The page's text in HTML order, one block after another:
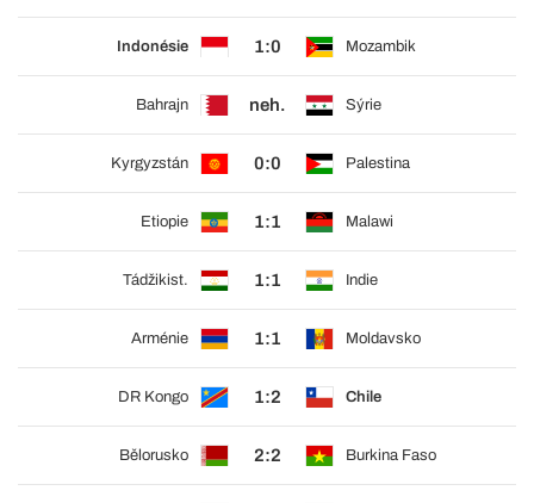
Indonésie 1:0 Mozambik
Bahrajn neh. Sýrie
Kyrgyzstán 0:0 Palestina
Etiopie 1:1 Malawi
Tádžikist. 1:1 Indie
Arménie 1:1 Moldavsko
DR Kongo 1:2 Chile
Bělorusko 2:2 Burkina Faso